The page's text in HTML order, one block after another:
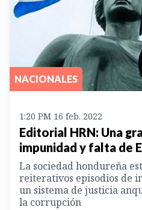
NACIONALES
1:20 PM 16 feb. 2022
Editorial HRN: Una
impunidad y falta de
La sociedad hondureña
reiterativos episodios de
un sistema de justicia
la corrupción